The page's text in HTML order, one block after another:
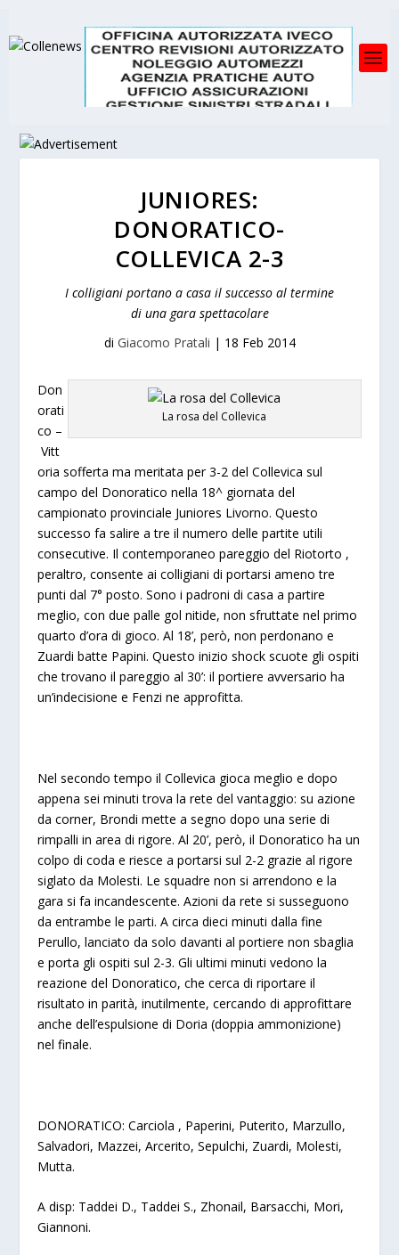
JUNIORES:
DONORATICO-
COLLEVICA 2-3
I colligiani portano a casa il successo al termine
di una gara spettacolare
di Giacomo Pratali | 18 Feb 2014
La rosa del Collevica
Don
orati
co –
Vitt
oria sofferta ma meritata per 3-2 del Collevica sul
campo del Donoratico nella 18^ giornata del
campionato provinciale Juniores Livorno. Questo
successo fa salire a tre il numero delle partite utili
consecutive. Il contemporaneo pareggio del Riotorto ,
peraltro, consente ai colligiani di portarsi ameno tre
punti dal 7° posto. Sono i padroni di casa a partire
meglio, con due palle gol nitide, non sfruttate nel primo
quarto d’ora di gioco. Al 18’, però, non perdonano e
Zuardi batte Papini. Questo inizio shock scuote gli ospiti
che trovano il pareggio al 30’: il portiere avversario ha
un’indecisione e Fenzi ne approfitta.
Nel secondo tempo il Collevica gioca meglio e dopo
appena sei minuti trova la rete del vantaggio: su azione
da corner, Brondi mette a segno dopo una serie di
rimpalli in area di rigore. Al 20’, però, il Donoratico ha un
colpo di coda e riesce a portarsi sul 2-2 grazie al rigore
siglato da Molesti. Le squadre non si arrendono e la
gara si fa incandescente. Azioni da rete si susseguono
da entrambe le parti. A circa dieci minuti dalla fine
Perullo, lanciato da solo davanti al portiere non sbaglia
e porta gli ospiti sul 2-3. Gli ultimi minuti vedono la
reazione del Donoratico, che cerca di riportare il
risultato in parità, inutilmente, cercando di approfittare
anche dell’espulsione di Doria (doppia ammonizione)
nel finale.
DONORATICO: Carciola , Paperini, Puterito, Marzullo,
Salvadori, Mazzei, Arcerito, Sepulchi, Zuardi, Molesti,
Mutta.
A disp: Taddei D., Taddei S., Zhonail, Barsacchi, Mori,
Giannoni.